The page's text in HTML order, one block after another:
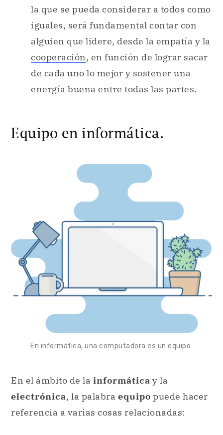
la que se pueda considerar a todos como
iguales, será fundamental contar con
alguien que lidere, desde la empatía y la
cooperación, en función de lograr sacar
de cada uno lo mejor y sostener una
energía buena entre todas las partes.
Equipo en informática.
En informática, una computadora es un equipo.
En el ámbito de la informática y la
electrónica, la palabra equipo puede hacer
referencia a varias cosas relacionadas: